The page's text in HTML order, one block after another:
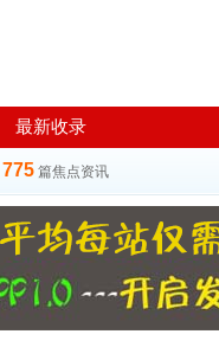
最新收录
775 篇焦点资讯